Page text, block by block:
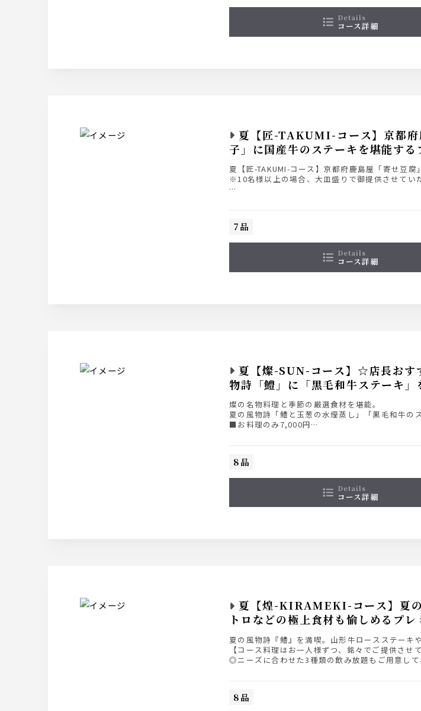
details
コース詳細
夏【匠-TAKUMI-コース】京都府
子」に国産牛のステーキを堪能する
夏【匠-TAKUMI-コース】京都府鹿島屋「寄せ豆
※10名様以上の場合、大皿盛りで御提供させてい
■スタンダード飲み放題付8,000円（＋2,500円）
※各種飲み放題の詳細は【コース詳細】にてご確
7品
details
コース詳細
夏【燦-SUN-コース】☆店長おす
物詩「鱧」に「黒毛和牛ステーキ
燦の名物料理と季節の厳選食材を堪能。
夏の風物詩「鱧と玉葱の水煙蒸し」「黒毛和牛の
■お料理のみ7,000円
※各種飲み放題の詳細は【コース詳細】にてご確
8品
details
コース詳細
夏【煌-KIRAMEKI-コース】夏の
トロなどの極上食材も愉しめるプレ
夏の風物詩『鱧』を満喫。山形牛ロースステーキ
【コース料理はお一人様ずつ、銘々でご提供させ
◎ニーズに合わせた3種類の飲み放題もご用意して
■プレミアム飲み放題付き12,500円（＋3,500円）
8品